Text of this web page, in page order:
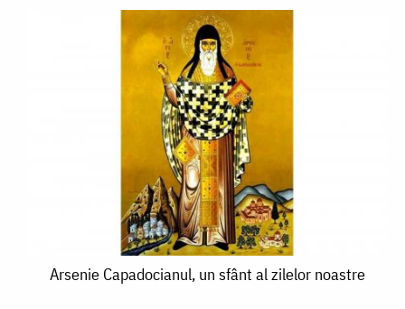
Arsenie
Arsenie Capadocianul, un sfânt al zilelor noastre